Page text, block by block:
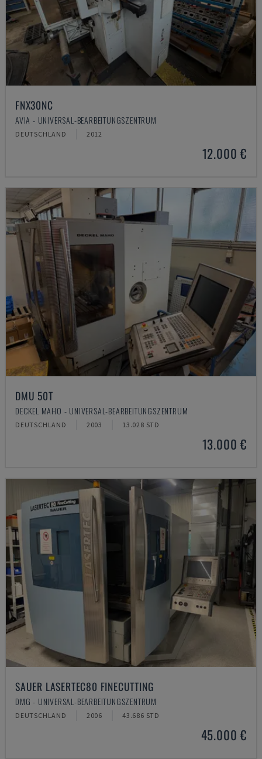
FNX30NC
AVIA - UNIVERSAL-BEARBEITUNGSZENTRUM
DEUTSCHLAND 2012
12.000 €
DMU 50T
DECKEL MAHO - UNIVERSAL-BEARBEITUNGSZENTRUM
DEUTSCHLAND 2003 13.028 STD
13.000 €
SAUER LASERTEC80 FINECUTTING
DMG - UNIVERSAL-BEARBEITUNGSZENTRUM
DEUTSCHLAND 2006 43.686 STD
45.000 €